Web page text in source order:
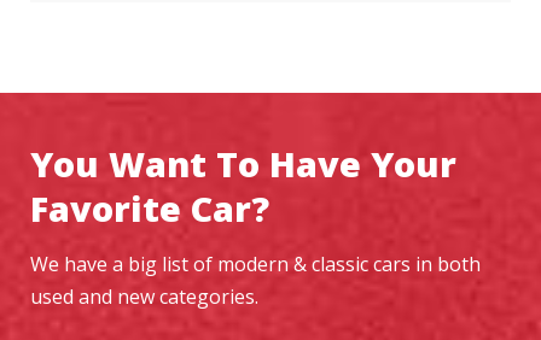
You Want To Have Your
Favorite Car?
We have a big list of modern & classic cars in both
used and new categories.